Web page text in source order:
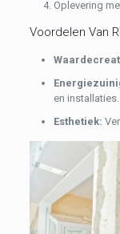
Oplevering
Voordelen Van
en installaties.
Esthetiek: